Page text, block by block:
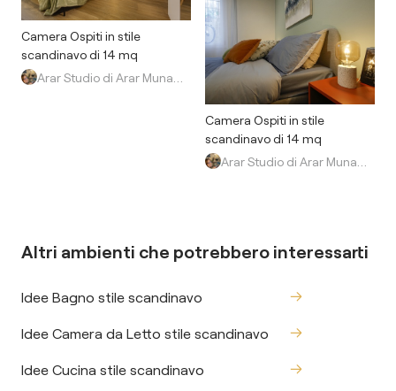
Camera Ospiti in stile
scandinavo di 14 mq
Camera Ospiti in stile
scandinavo di 14 mq
Altri ambienti che potrebbero interessarti
Idee Bagno stile scandinavo
Idee Camera da Letto stile scandinavo
Idee Cucina stile scandinavo